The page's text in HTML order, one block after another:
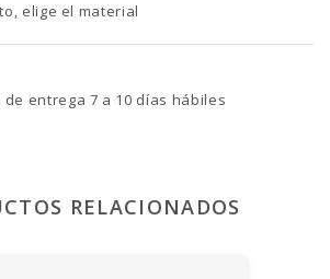
elige el material
entrega 7 a 10 días hábiles
RELACIONADOS